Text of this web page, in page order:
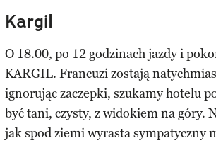
Kargil
O 18.00, po 12 godzinach jazdy i
KARGIL. Francuzi zostają
ignorując zaczepki, szukamy hotelu
być tani, czysty, z widokiem na góry.
jak spod ziemi wyrasta sympatyczny